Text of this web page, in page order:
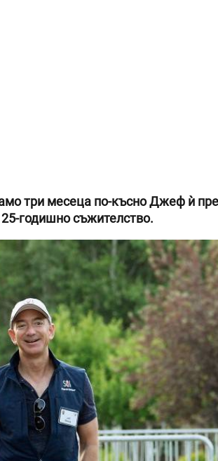
три месеца по-късно Джеф ѝ
годишно съжителство.